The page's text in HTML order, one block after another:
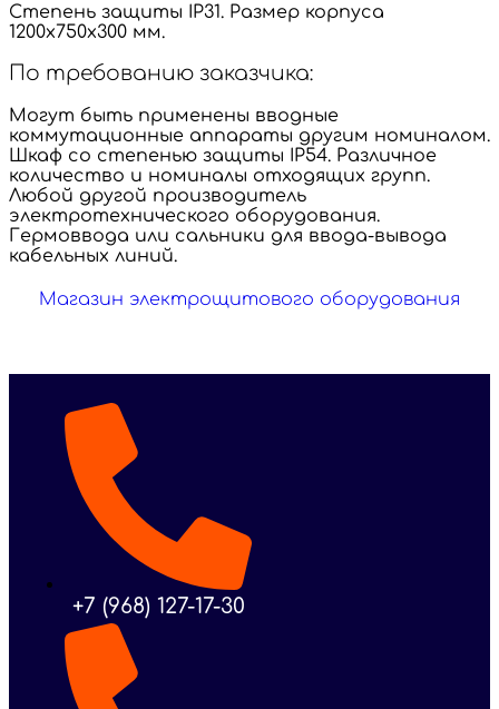
Степень защиты IP31. Размер корпуса
1200х750х300 мм.
По требованию заказчика:
Могут быть применены вводные
коммутационные аппараты другим номиналом.
Шкаф со степенью защиты IP54. Различное
количество и номиналы отходящих групп.
Любой другой производитель
электротехнического оборудования.
Гермоввода или сальники для ввода-вывода
кабельных линий.
Магазин электрощитового оборудования
+7 (968) 127-17-30